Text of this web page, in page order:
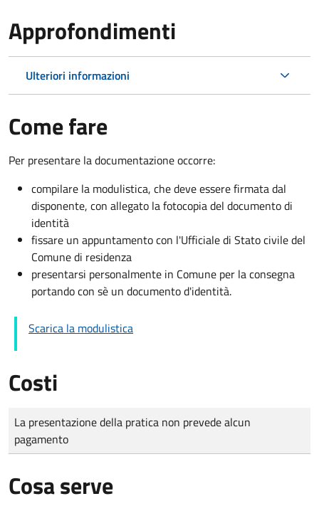
Approfondimenti
Ulteriori informazioni
Come fare
Per presentare la documentazione occorre:
compilare la modulistica, che deve essere firmata dal
disponente, con allegato la fotocopia del documento di
identità
fissare un appuntamento con l'Ufficiale di Stato civile del
Comune di residenza
presentarsi personalmente in Comune per la consegna
portando con sè un documento d'identità.
Scarica la modulistica
Costi
Tipo di pagamento
Importo
La presentazione della pratica non prevede alcun
pagamento
Cosa serve